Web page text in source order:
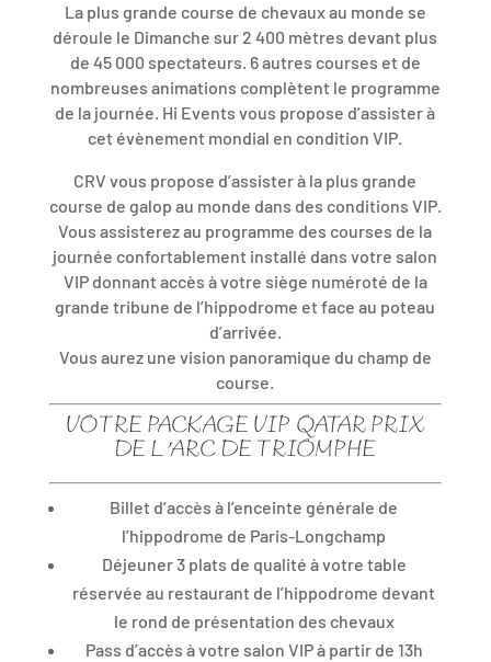
La plus grande course de chevaux au monde se
déroule le Dimanche sur 2 400 mètres devant plus
de 45 000 spectateurs. 6 autres courses et de
nombreuses animations complètent le programme
de la journée. Hi Events vous propose d’assister à
cet évènement mondial en condition VIP.
CRV vous propose d’assister à la plus grande
course de galop au monde dans des conditions VIP.
Vous assisterez au programme des courses de la
journée confortablement installé dans votre salon
VIP donnant accès à votre siège numéroté de la
grande tribune de l’hippodrome et face au poteau
d’arrivée.
Vous aurez une vision panoramique du champ de
course.
VOTRE PACKAGE VIP QATAR PRIX
DE L’ARC DE TRIOMPHE
Billet d’accès à l’enceinte générale de
l’hippodrome de Paris-Longchamp
Déjeuner 3 plats de qualité à votre table
réservée au restaurant de l’hippodrome devant
le rond de présentation des chevaux
Pass d’accès à votre salon VIP à partir de 13h